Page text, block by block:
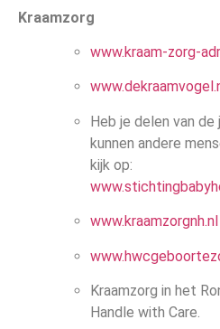
Kraamzorg
www.kraam-zorg-
Heb je delen van
kunnen andere
kijk op:
www.kraamzorgnh.nl
Kraamzorg in het
Handle with Care.